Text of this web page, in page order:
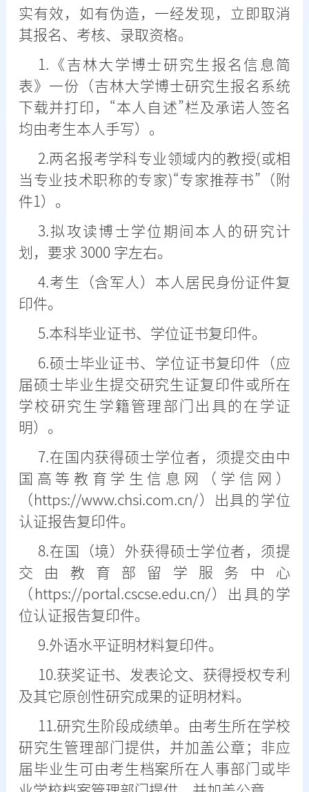
实有效，如有伪造，一经发现，立即取消
其报名、考核、录取资格。
1.《吉林大学博士研究生报名信息简
表》一份（吉林大学博士研究生报名系统
下载并打印，“本人自述”栏及承诺人签名
均由考生本人手写）。
2.两名报考学科专业领域内的教授(或相
当专业技术职称的专家)“专家推荐书”（附
件1）。
3.拟攻读博士学位期间本人的研究计
划，要求 3000 字左右。
4.考生（含军人）本人居民身份证件复
印件。
5.本科毕业证书、学位证书复印件。
6.硕士毕业证书、学位证书复印件（应
届硕士毕业生提交研究生证复印件或所在
学校研究生学籍管理部门出具的在学证
明）。
7.在国内获得硕士学位者，须提交由中
国高等教育学生信息网（学信网）
（https://www.chsi.com.cn/）出具的学位
认证报告复印件。
8.在国（境）外获得硕士学位者，须提
交由教育部留学服务中心
（https://portal.cscse.edu.cn/）出具的学
位认证报告复印件。
9.外语水平证明材料复印件。
10.获奖证书、发表论文、获得授权专利
及其它原创性研究成果的证明材料。
11.研究生阶段成绩单。由考生所在学校
研究生管理部门提供，并加盖公章；非应
届毕业生可由考生档案所在人事部门或毕